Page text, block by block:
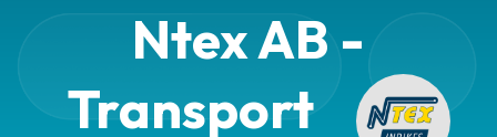
Ntex AB -
Transport